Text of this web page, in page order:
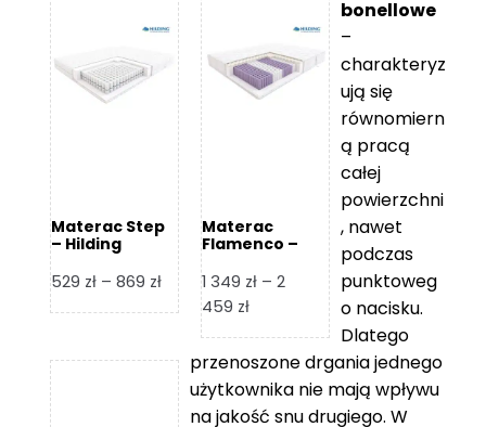
Materac Step
– Hilding
529 zł – 869 złZakres
cen:
529 zł
do
869 zł
Materac
Flamenco –
1 349 zł – 2
459 złZakres
od
349 zł
bonellowe
–
charakteryz
ują się
równomiern
ą pracą
całej
powierzchni
, nawet
podczas
punktoweg
o nacisku.
Dlatego
przenoszone drgania jednego
użytkownika nie mają wpływu
na jakość snu drugiego. W